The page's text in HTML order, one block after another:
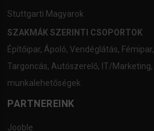
Stuttgarti Magyarok
SZAKMÁK SZERINTI CSOPORTOK
Építőipar, Ápoló, Vendéglátás, Fémipar,
Targoncás, Autószerelő, IT/Marketing,
munkalehetőségek
PARTNEREINK
Jooble